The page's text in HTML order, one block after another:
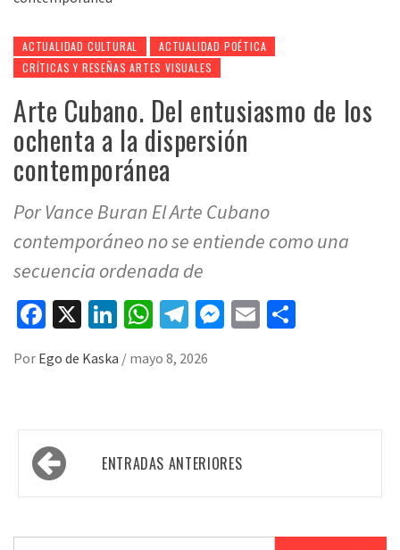
ACTUALIDAD CULTURAL
ACTUALIDAD POÉTICA
CRÍTICAS Y RESEÑAS ARTES VISUALES
Arte Cubano. Del entusiasmo de los
ochenta a la dispersión
contemporánea
Por Vance Buran El Arte Cubano
contemporáneo no se entiende como una
secuencia ordenada de
Facebook
X LinkedIn
WhatsApp
Telegram
Messenger
Email
Por Ego de Kaska / mayo 8, 2026
Navegación
de ENTRADAS ANTERIORES